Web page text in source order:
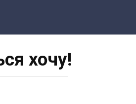
хочу!